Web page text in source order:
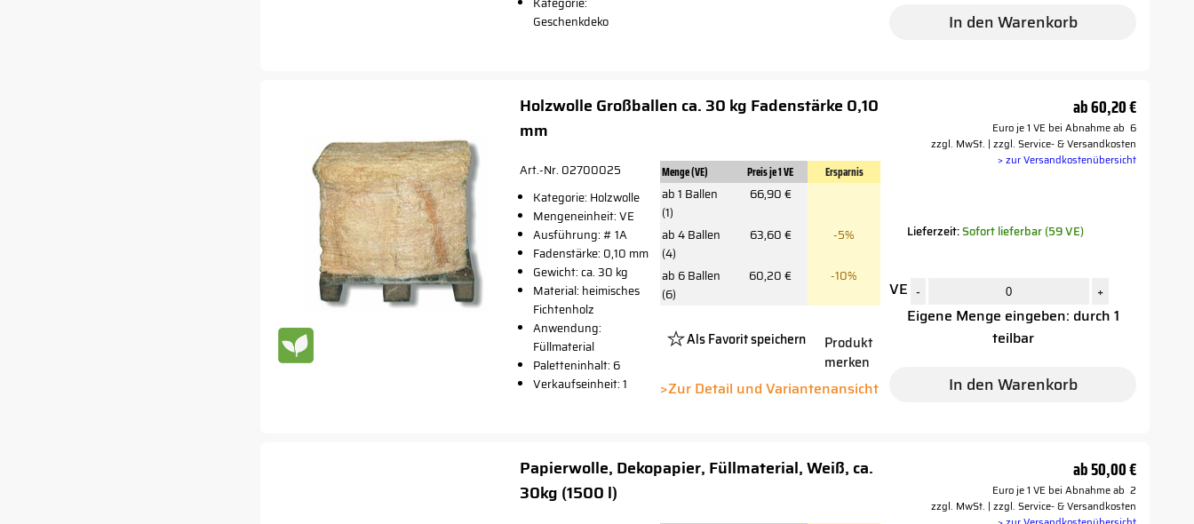
Geschenkdeko
In den Warenkorb
Holzwolle Großballen ca. 30 kg Fadenstärke 0,10
mm
Art.-Nr. 02700025
Kategorie: Holzwolle
Mengeneinheit: VE
Ausführung: # 1A
Fadenstärke: 0,10 mm
Gewicht: ca. 30 kg
Material: heimisches
Fichtenholz
Anwendung:
Füllmaterial
Paletteninhalt: 6
Verkaufseinheit: 1
Menge (VE) Preis je 1 VE
Ersparnis
ab 1 Ballen
(1)
66,90 €
ab 4 Ballen
(4)
63,60 € -5%
ab 6 Ballen
(6)
60,20 € -10%
Als Favorit speichern
Button
Produkt
merken
>Zur Detail und Variantenansicht
ab60,20 €
Euro je 1 VE bei Abnahme ab 6
zzgl. MwSt. | zzgl. Service- & Versandkosten
> zur Versandkostenübersicht
Lieferzeit:Sofort lieferbar (59 VE)
VE - +
Eigene Menge eingeben: durch 1
teilbar
In den Warenkorb
Papierwolle, Dekopapier, Füllmaterial, Weiß, ca.
30kg (1500 l)
ab50,00 €
Euro je 1 VE bei Abnahme ab 2
zzgl. MwSt. | zzgl. Service- & Versandkosten